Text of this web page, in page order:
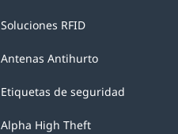
Soluciones RFID
Antenas Antihurto
Etiquetas de seguridad
Alpha High Theft